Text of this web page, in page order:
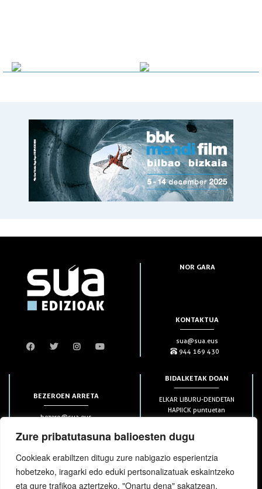
Zure pribatutasuna balioesten dugu
Cookieak erabiltzen ditugu zure nabigazio esperientzia
hobetzeko, iragarki edo eduki pertsonalizatuak eskaintzeko
eta gure trafikoa aztertzeko. "Onartu dena" sakatzean,
NOR GARA
KONTAKTUA
sua@sua.eus
944 169 430
BEZEROEN ARRETA
bezero@sua.eus
HARPIDETZAK
BIDALKETAK DOAN
ELKAR LIBURU-DENDETAN
HAPIICK puntuetan
(soilik penintsulan)